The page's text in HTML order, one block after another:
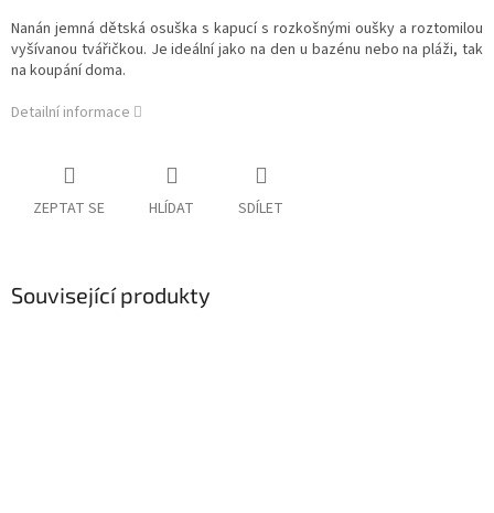
Nanán jemná dětská osuška s kapucí s rozkošnými oušky a roztomilou
vyšívanou tvářičkou. Je ideální jako na den u bazénu nebo na pláži, tak
na koupání doma.
Detailní informace
ZEPTAT SE HLÍDAT SDÍLET
Související produkty